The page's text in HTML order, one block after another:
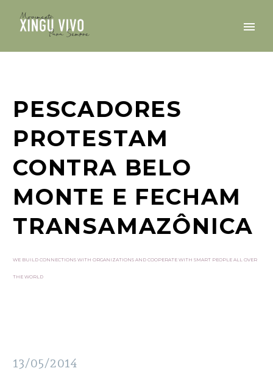
PESCADORES
PROTESTAM
CONTRA BELO
MONTE E FECHAM
TRANSAMAZÔNICA
WE BUILD CONNECTIONS WITH ORGANIZATIONS AND COOPERATE WITH SMART PEOPLE ALL OVER
THE WORLD
13/05/2014